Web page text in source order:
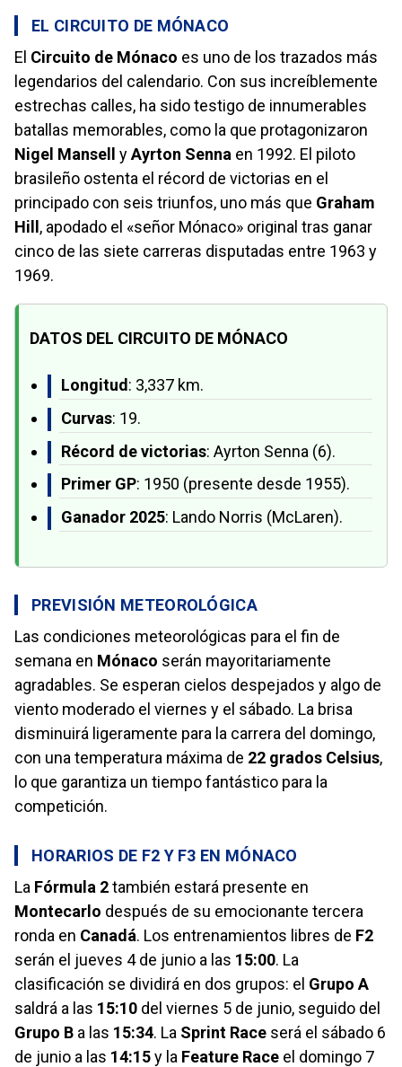
EL CIRCUITO DE MÓNACO
El Circuito de Mónaco es uno de los trazados más
legendarios del calendario. Con sus increíblemente
estrechas calles, ha sido testigo de innumerables
batallas memorables, como la que protagonizaron
Nigel Mansell
yAyrton Senna en 1992. El piloto
brasileño ostenta el récord de victorias en el
principado con seis triunfos, uno más que Graham
Hill , apodado el «señor Mónaco» original tras ganar
cinco de las siete carreras disputadas entre 1963 y
1969.
DATOS DEL CIRCUITO DE MÓNACO
Longitud : 3,337 km.
Curvas: 19.
Récord de victorias: Ayrton Senna (6).
Primer GP: 1950 (presente desde 1955).
Ganador 2025: Lando Norris (McLaren).
PREVISIÓN METEOROLÓGICA
Las condiciones meteorológicas para el fin de
semana en Mónaco serán mayoritariamente
agradables. Se esperan cielos despejados y algo de
viento moderado el viernes y el sábado. La brisa
disminuirá ligeramente para la carrera del domingo,
con una temperatura máxima de 22 grados Celsius,
lo que garantiza un tiempo fantástico para la
competición.
HORARIOS DE F2 Y F3 EN MÓNACO
La Fórmula 2también estará presente en
Montecarlo después de su emocionante tercera
ronda en Canadá. Los entrenamientos libres de F2
serán el jueves 4 de junio a las 15:00. La
clasificación se dividirá en dos grupos: el Grupo A
saldrá a las 15:10 del viernes 5 de junio, seguido del
Grupo B a las 15:34. La Sprint Race será el sábado 6
de junio a las 14:15y la Feature Race el domingo 7